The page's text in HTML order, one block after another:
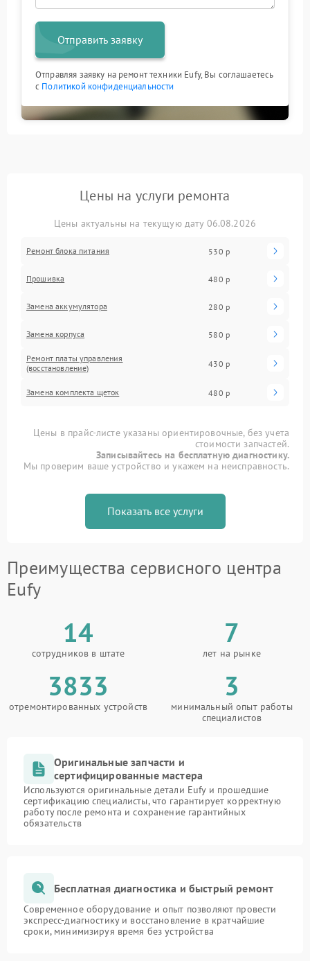
Отправить заявку
Отправляя заявку на ремонт техники Eufy, Вы соглашаетесь
с Политикой конфиденциальности
Цены на услуги ремонта
Цены актуальны на текущую дату 06.08.2026
Ремонт блока питания 530 р
Прошивка 480 р
Замена аккумулятора 280 р
Замена корпуса 580 р
Ремонт платы управления
(восстановление)
430 р
Замена комплекта щеток 480 р
Цены в прайс-листе указаны ориентировочные, без учета
стоимости запчастей.
Записывайтесь на бесплатную диагностику.
Мы проверим ваше устройство и укажем на неисправность.
Показать все услуги
Преимущества сервисного центра
Eufy
14
сотрудников в штате
7
лет на рынке
3833
отремонтированных устройств
3
минимальный опыт работы
специалистов
Оригинальные запчасти и
сертифицированные мастера
Используются оригинальные детали Eufy и прошедшие
сертификацию специалисты, что гарантирует корректную
работу после ремонта и сохранение гарантийных
обязательств
Бесплатная диагностика и быстрый ремонт
Современное оборудование и опыт позволяют провести
экспресс-диагностику и восстановление в кратчайшие
сроки, минимизируя время без устройства